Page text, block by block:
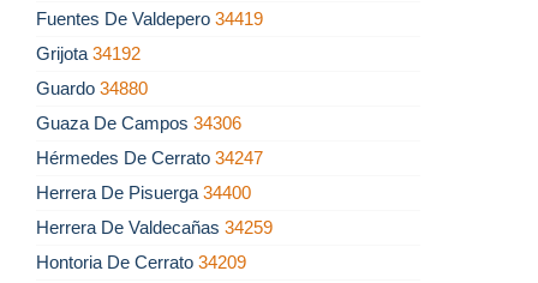
Fuentes De Valdepero 34419
Grijota 34192
Guardo 34880
Guaza De Campos 34306
Hérmedes De Cerrato 34247
Herrera De Pisuerga 34400
Herrera De Valdecañas 34259
Hontoria De Cerrato 34209